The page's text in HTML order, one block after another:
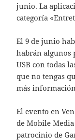
junio. La
categoría
El 9 de junio
habrán algunos
USB con todas
que no tengas
más
El evento en
de Mobile
patrocinio de